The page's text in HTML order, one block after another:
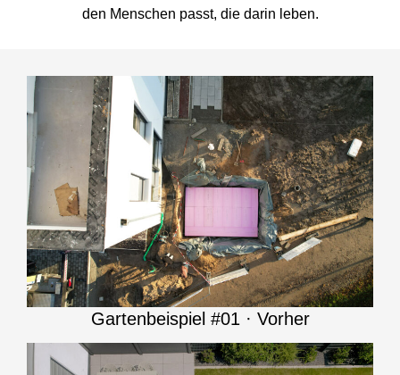
den Menschen passt, die darin leben.
Gartenbeispiel #01 · Vorher